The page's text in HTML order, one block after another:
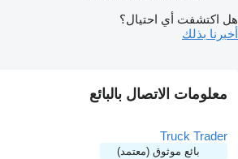
هل اكتشفت أي احتيال؟
أخبرنا بذلك
معلومات الاتصال بالبائع
Truck Trader
بائع موثوق (معتمد)